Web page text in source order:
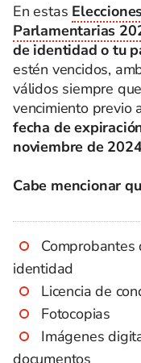
En estas
Parlamentarias
de identidad o tu
estén vencidos,
válidos siempre
vencimiento previo
fecha de
noviembre de
Cabe mencionar
identidad
Licencia de
Fotocopias
Imágenes
documentos